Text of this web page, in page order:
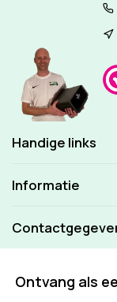
Handige links
Informatie
Ontvang als